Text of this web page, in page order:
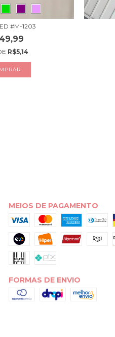
#M-1203
R$5,14
MEIOS DE PAGAMENTO
FORMAS DE ENVIO